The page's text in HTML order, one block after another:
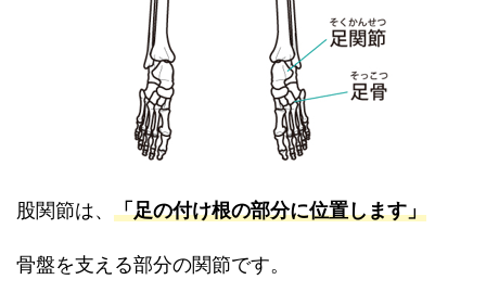
股関節は、 「足の付け根の部分に位置します」
骨盤を支える部分の関節です。